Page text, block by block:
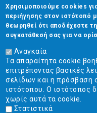
CAPTCHA
This
question is
for testing
whether or
not you are a
human visitor
and to
prevent
automated
spam
submissions.
Επικοινωνία
Στουρνάρη 17, Αθήνα
2103304444
info@ekpizo.gr
www.ekpizo.gr
Χρησιμοποιούμε cookies
περιήγησης στον ιστότοπό
θεωρηθεί ότι αποδέχεστε
συγκατάθεσή σας για να
Αναγκαία
Τα απαραίτητα cookie
επιτρέποντας βασικές
σελίδων και η πρόσβαση
ιστότοπου. Ο ιστότοπος
χωρίς αυτά τα cookie.
Στατιστικά